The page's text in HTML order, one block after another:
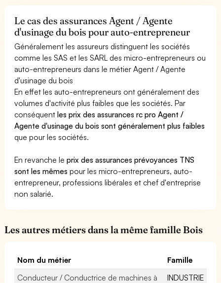
Le cas des assurances Agent / Agente
d'usinage du bois pour auto-entrepreneur
Généralement les assureurs distinguent les sociétés
comme les SAS et les SARL des micro-entrepreneurs ou
auto-entrepreneurs dans le métier Agent / Agente
d'usinage du bois
En effet les auto-entrepreneurs ont généralement des
volumes d'activité plus faibles que les sociétés. Par
conséquentles prix des assurances rc pro Agent /
Agente d'usinage du bois sont généralement plus faibles
que pour les sociétés.
En revanche leprix des assurances prévoyances TNS
sont les mêmes pour les micro-entrepreneurs, auto-
entrepreneur, professions libérales et chef d'entreprise
non salarié.
Les autres métiers dans la même famille Bois
Nom du métier
Famille
Conducteur / Conductrice de machines à
INDUSTRIE